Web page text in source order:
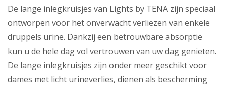
De lange inlegkruisjes van Lights by TENA zijn speciaal
ontworpen voor het onverwacht verliezen van enkele
druppels urine. Dankzij een betrouwbare absorptie
kun u de hele dag vol vertrouwen van uw dag genieten.
De lange inlegkruisjes zijn onder meer geschikt voor
dames met licht urineverlies, dienen als bescherming